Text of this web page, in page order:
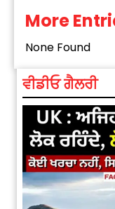
Alternative:
More
None Found
ਵੀਡੀਓ ਗੈਲਰੀ